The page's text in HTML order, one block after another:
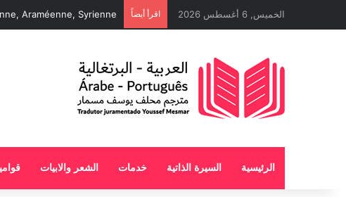
الخميس, 6 أغسطس 2026 اقرأ أيضاً Araméenne, Syrienne
الرئيسية السيرة الذاتية خدمات الشعر والابيات